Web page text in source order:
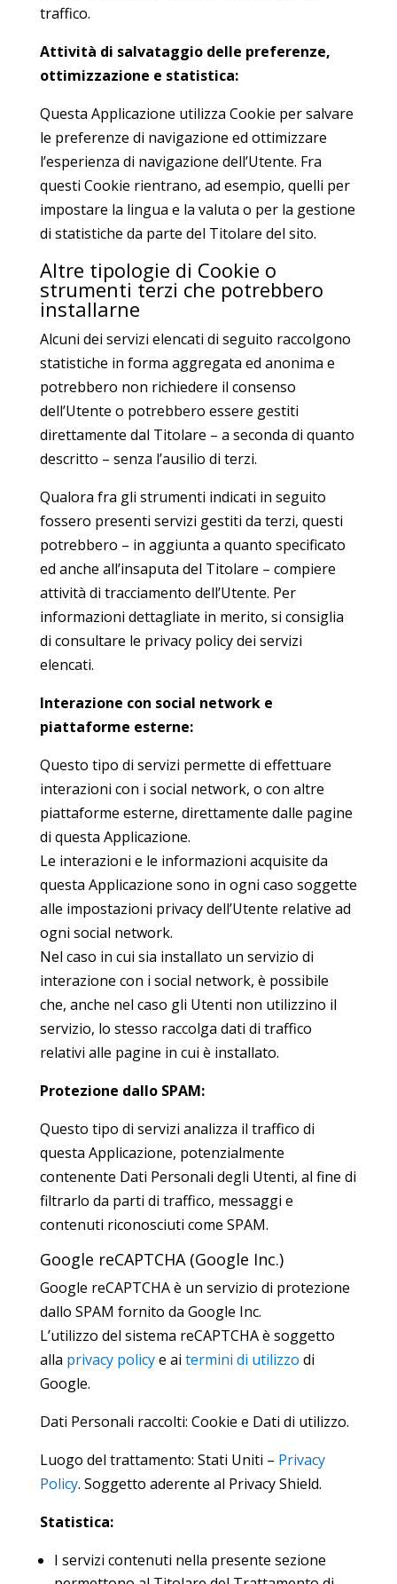
traffico.
Attività di salvataggio delle preferenze,
ottimizzazione e statistica:
Questa Applicazione utilizza Cookie per salvare
le preferenze di navigazione ed ottimizzare
l’esperienza di navigazione dell’Utente. Fra
questi Cookie rientrano, ad esempio, quelli per
impostare la lingua e la valuta o per la gestione
di statistiche da parte del Titolare del sito.
Altre tipologie di Cookie o
strumenti terzi che potrebbero
installarne
Alcuni dei servizi elencati di seguito raccolgono
statistiche in forma aggregata ed anonima e
potrebbero non richiedere il consenso
dell’Utente o potrebbero essere gestiti
direttamente dal Titolare – a seconda di quanto
descritto – senza l’ausilio di terzi.
Qualora fra gli strumenti indicati in seguito
fossero presenti servizi gestiti da terzi, questi
potrebbero – in aggiunta a quanto specificato
ed anche all’insaputa del Titolare – compiere
attività di tracciamento dell’Utente. Per
informazioni dettagliate in merito, si consiglia
di consultare le privacy policy dei servizi
elencati.
Interazione con social network e
piattaforme esterne:
Questo tipo di servizi permette di effettuare
interazioni con i social network, o con altre
piattaforme esterne, direttamente dalle pagine
di questa Applicazione.
Le interazioni e le informazioni acquisite da
questa Applicazione sono in ogni caso soggette
alle impostazioni privacy dell’Utente relative ad
ogni social network.
Nel caso in cui sia installato un servizio di
interazione con i social network, è possibile
che, anche nel caso gli Utenti non utilizzino il
servizio, lo stesso raccolga dati di traffico
relativi alle pagine in cui è installato.
Protezione dallo SPAM:
Questo tipo di servizi analizza il traffico di
questa Applicazione, potenzialmente
contenente Dati Personali degli Utenti, al fine di
filtrarlo da parti di traffico, messaggi e
contenuti riconosciuti come SPAM.
Google reCAPTCHA (Google Inc.)
Google reCAPTCHA è un servizio di protezione
dallo SPAM fornito da Google Inc.
L’utilizzo del sistema reCAPTCHA è soggetto
alla privacy policye ai termini di utilizzo di
Google.
Dati Personali raccolti: Cookie e Dati di utilizzo.
Luogo del trattamento: Stati Uniti – Privacy
Policy. Soggetto aderente al Privacy Shield.
Statistica:
I servizi contenuti nella presente sezione